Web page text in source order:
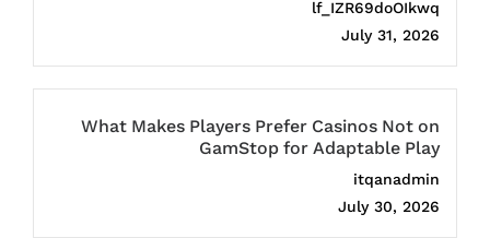
lf_IZR69doOIkwq
July 31, 2026
What Makes Players Prefer Casinos Not on
GamStop for Adaptable Play
itqanadmin
July 30, 2026